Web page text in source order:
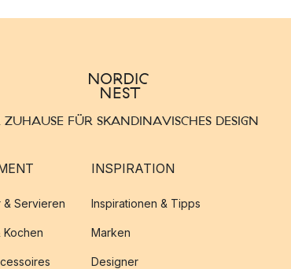
ZUHAUSE FÜR SKANDINAVISCHES DESIGN
& Servieren
Kochen
INSPIRATION
Inspirationen & Tipps
Marken
Designer